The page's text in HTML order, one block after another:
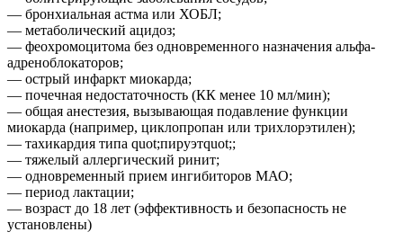
— бронхиальная астма или ХОБЛ;
— метаболический ацидоз;
— феохромоцитома без одновременного назначения альфа-
адреноблокаторов;
— острый инфаркт миокарда;
— почечная недостаточность (КК менее 10 мл/мин);
— общая анестезия, вызывающая подавление функции
миокарда (например, циклопропан или трихлорэтилен);
— тахикардия типа quot;пируэтquot;;
— тяжелый аллергический ринит;
— одновременный прием ингибиторов МАО;
— период лактации;
— возраст до 18 лет (эффективность и безопасность не
установлены)